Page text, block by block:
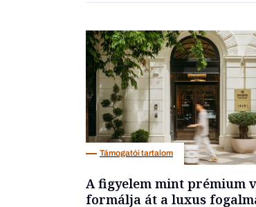
Támogatói tartalom
A figyelem mint prémium
formálja át a luxus